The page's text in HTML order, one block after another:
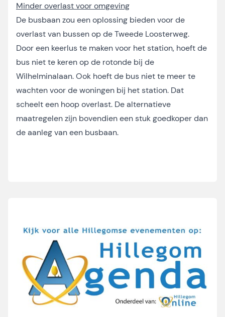
Minder overlast voor omgeving
De busbaan zou een oplossing bieden voor de
overlast van bussen op de Tweede Loosterweg.
Door een keerlus te maken voor het station, hoeft de
bus niet te keren op de rotonde bij de
Wilhelminalaan. Ook hoeft de bus niet te meer te
wachten voor de woningen bij het station. Dat
scheelt een hoop overlast. De alternatieve
maatregelen zijn bovendien een stuk goedkoper dan
de aanleg van een busbaan.